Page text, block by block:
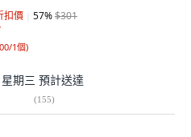
扣價 57%$301
1個)
期三 預計送達
(155)